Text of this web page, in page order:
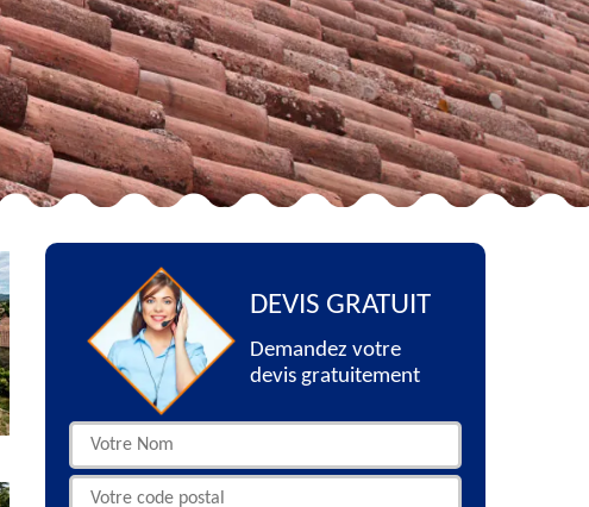
DEVIS GRATUIT
Demandez votre
devis gratuitement